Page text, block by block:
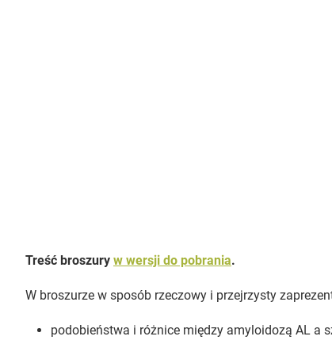
Treść broszury w wersji do pobrania.
W broszurze w sposób rzeczowy i przejrzysty
podobieństwa i różnice między amyloidozą AL a